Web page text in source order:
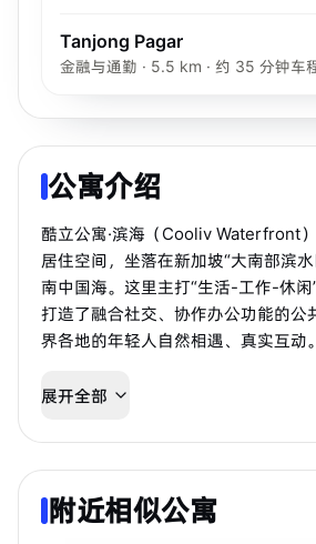
Tanjong Pagar
金融与通勤 · 5.5 km · 约 35 分钟车
公寓介绍
酷立公寓·滨海（Cooliv Waterfront
居住空间，坐落在新加坡“大南部滨
南中国海。这里主打“生活-工作-休
打造了融合社交、协作办公功能的公
界各地的年轻人自然相遇、真实互动。
公寓地址：巴西班让路5号（5 Pasir
提供156间房型，有服务式公寓和单
来新、带娃家庭，还是三五好友结伴
适。
展开全部
附近相似公寓
步行 23 分钟到 MRT